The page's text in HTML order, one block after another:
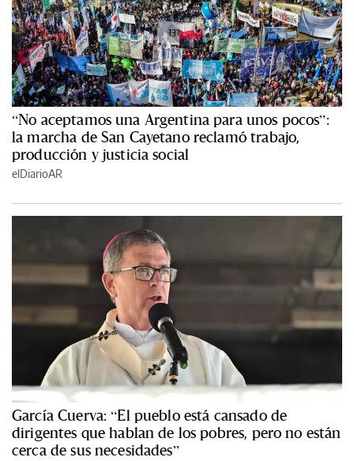
“No aceptamos una Argentina para unos pocos”:
la marcha de San Cayetano reclamó trabajo,
producción y justicia social
elDiarioAR
García Cuerva: “El pueblo está cansado de
dirigentes que hablan de los pobres, pero no están
cerca de sus necesidades”